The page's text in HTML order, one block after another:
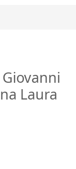
Laura